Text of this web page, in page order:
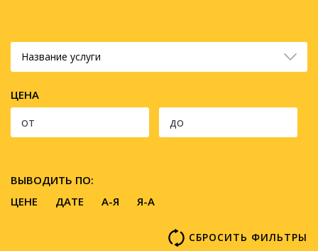
Название услуги
ЦЕНА
ВЫВОДИТЬ ПО:
ЦЕНЕ
ДАТЕ A-Я Я-А
СБРОСИТЬ ФИЛЬТРЫ